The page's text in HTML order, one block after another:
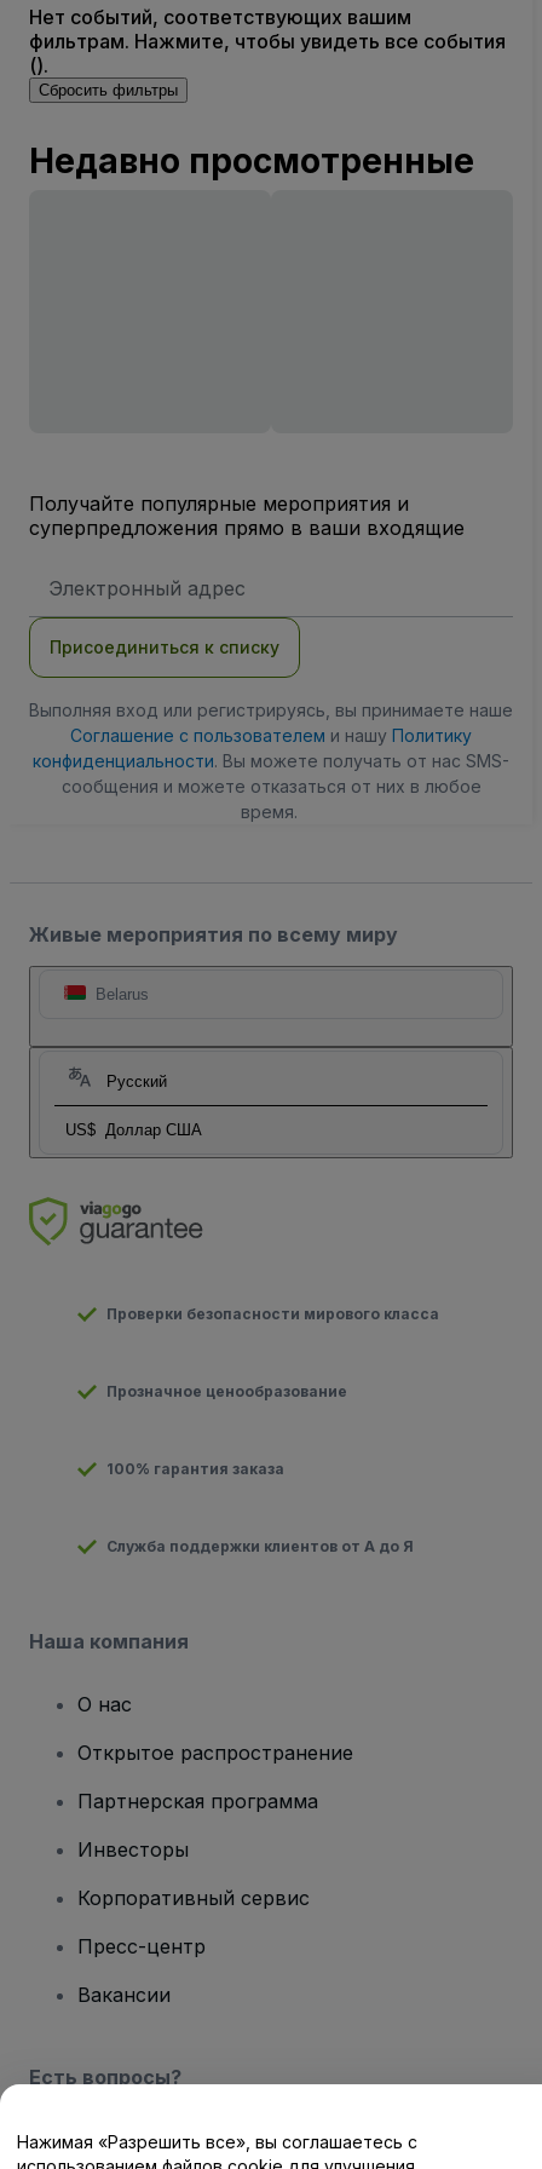
Нет событий, соответствующих вашим
фильтрам. Нажмите, чтобы увидеть все события
().
Сбросить фильтры
Недавно просмотренные
Получайте популярные мероприятия и
суперпредложения прямо в ваши входящие
электронной
Присоединиться к списку
Выполняя вход или регистрируясь, вы принимаете наше
Соглашение с пользователем и нашу Политику
конфиденциальности. Вы можете получать от нас SMS-
сообщения и можете отказаться от них в любое
время.
Живые мероприятия по всему миру
Belarus
Русский
US$ Доллар США
Проверки безопасности мирового класса
Прозначное ценообразование
100% гарантия заказа
Служба поддержки клиентов от А до Я
Наша компания
О нас
Открытое распространение
Партнерская программа
Инвесторы
Корпоративный сервис
Пресс-центр
Вакансии
Есть вопросы?
Центр помощи / Свяжитесь с нами
Нажимая «Разрешить все», вы соглашаетесь с